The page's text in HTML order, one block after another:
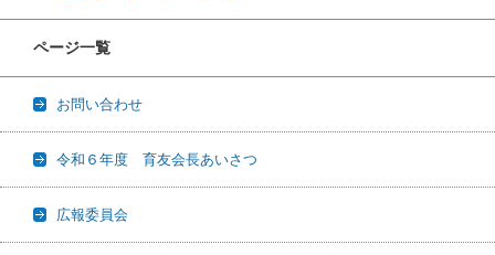
ページ一覧
お問い合わせ
令和６年度 育友会長あいさつ
広報委員会